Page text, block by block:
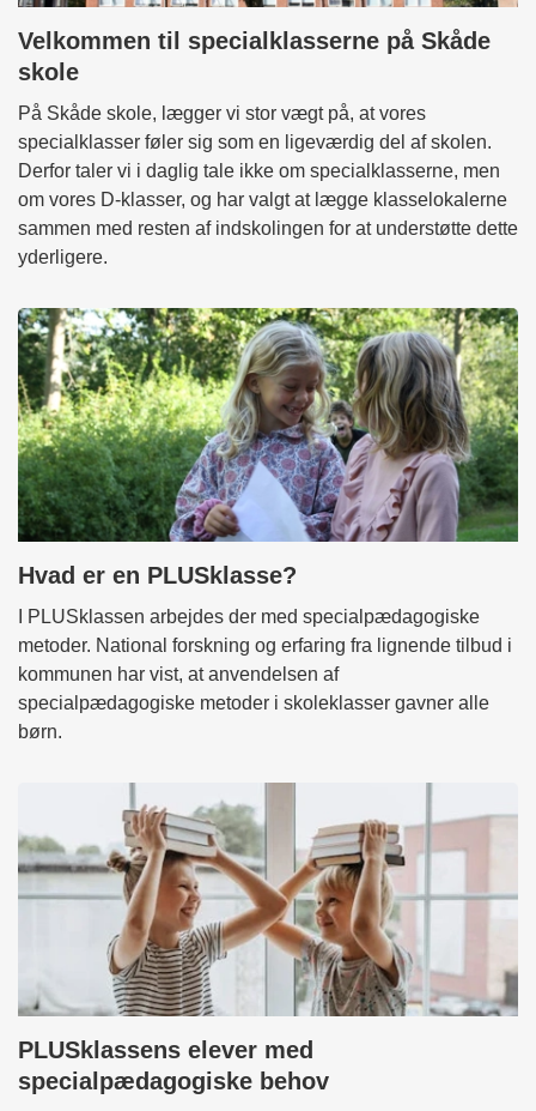
Velkommen til specialklasserne på Skåde
skole
På Skåde skole, lægger vi stor vægt på, at vores
specialklasser føler sig som en ligeværdig del af skolen.
Derfor taler vi i daglig tale ikke om specialklasserne, men
om vores D-klasser, og har valgt at lægge klasselokalerne
sammen med resten af indskolingen for at understøtte dette
yderligere.
Hvad er en PLUSklasse?
I PLUSklassen arbejdes der med specialpædagogiske
metoder. National forskning og erfaring fra lignende tilbud i
kommunen har vist, at anvendelsen af
specialpædagogiske metoder i skoleklasser gavner alle
børn.
PLUSklassens elever med
specialpædagogiske behov